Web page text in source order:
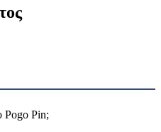
Pogo Pin;